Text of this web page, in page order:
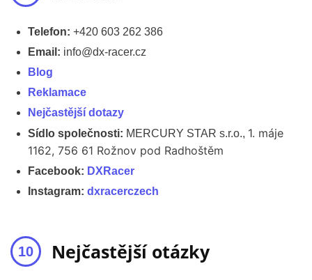
Telefon: +420 603 262 386
Email: info@dx-racer.cz
Blog
Reklamace
Nejčastější dotazy
Sídlo společnosti: MERCURY STAR s.r.o., 1. máje
1162, 756 61 Rožnov pod Radhoštěm
Facebook: DXRacer
Instagram: dxracerczech
Nejčastější otázky